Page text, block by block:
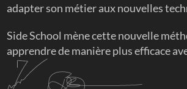
adapter son métier aux nouvelles
Side School mène cette nouvelle
apprendre de manière plus efficace